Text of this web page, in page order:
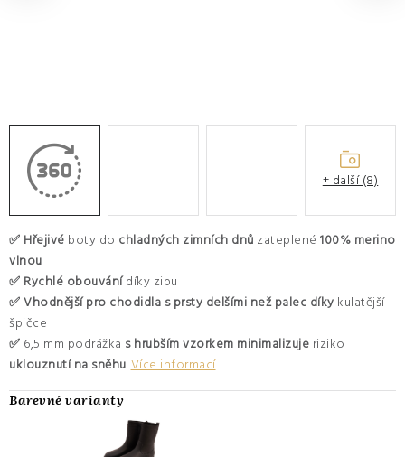
✅ Hřejivé boty do chladných zimních dnů zateplené 100% merino
vlnou
✅ Rychlé obouvánídíky zipu
✅ Vhodnější pro chodidla s prsty delšími než palec díky kulatější
špičce
✅ 6,5 mm podrážka s hrubším vzorkem minimalizuje riziko
uklouznutí na sněhu Více informací
+ další (8)